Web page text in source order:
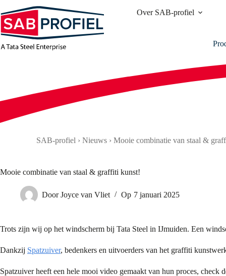
naar
de
inhoud
Over SAB-profiel
SAB-profiel › Nieuws › Mooie combinatie van staal &
Mooie combinatie van staal & graffiti kunst!
Door Joyce van Vliet Op 7 januari 2025
Trots zijn wij op het windscherm bij Tata Steel in IJmuiden. Een
Dankzij Spatzuiver, bedenkers en uitvoerders van het graffiti
Spatzuiver heeft een hele mooi video gemaakt van hun proces, check